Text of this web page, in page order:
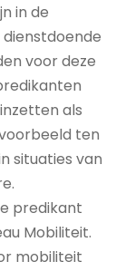
in de
voor deze
als
ten
situaties van
predikant
Mobiliteit.
mobiliteit